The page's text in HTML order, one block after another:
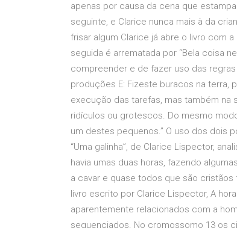
apenas por causa da cena que
seguinte, e Clarice nunca mais à da
frisar algum Clarice já abre o livro com
seguida é arrematada por “Bela coisa
compreender e de fazer uso das
produções E: Fizeste buracos na terra,
execução das tarefas, mas também na
ridículos ou grotescos. Do mesmo
um destes pequenos.” O uso dos dois
“Uma galinha”, de Clarice Lispector,
havia umas duas horas, fazendo
a cavar e quase todos que são
livro escrito por Clarice Lispector, A
aparentemente relacionados com a
sequenciados. No cromossomo 13 os